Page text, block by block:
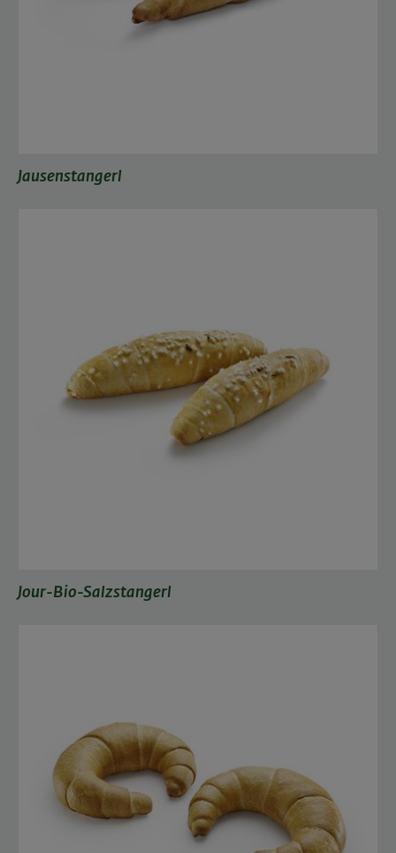
Jausenstangerl
Jour-Bio-Salzstangerl